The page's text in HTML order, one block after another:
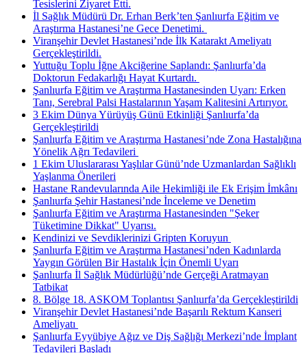
Tesislerini Ziyaret Etti.
İl Sağlık Müdürü Dr. Erhan Berk’ten Şanlıurfa Eğitim ve
Araştırma Hastanesi’ne Gece Denetimi. ​
Viranşehir Devlet Hastanesi’nde İlk Katarakt Ameliyatı
Gerçekleştirildi.
Yuttuğu Toplu İğne Akciğerine Saplandı: Şanlıurfa’da
Doktorun Fedakarlığı Hayat Kurtardı. ​
Şanlıurfa Eğitim ve Araştırma Hastanesinden Uyarı: Erken
Tanı, Serebral Palsi Hastalarının Yaşam Kalitesini Artırıyor.
3 Ekim Dünya Yürüyüş Günü Etkinliği Şanlıurfa’da
Gerçekleştirildi
Şanlıurfa Eğitim ve Araştırma Hastanesi’nde Zona Hastalığına
Yönelik Ağrı Tedavileri ​
1 Ekim Uluslararası Yaşlılar Günü’nde Uzmanlardan Sağlıklı
Yaşlanma Önerileri
Hastane Randevularında Aile Hekimliği ile Ek Erişim İmkânı
Şanlıurfa Şehir Hastanesi’nde İnceleme ve Denetim
Şanlıurfa Eğitim ve Araştırma Hastanesinden "Şeker
Tüketimine Dikkat" Uyarısı.
Kendinizi ve Sevdiklerinizi Gripten Koruyun ​
Şanlıurfa Eğitim ve Araştırma Hastanesi’nden Kadınlarda
Yaygın Görülen Bir Hastalık İçin Önemli Uyarı
Şanlıurfa İl Sağlık Müdürlüğü’nde Gerçeği Aratmayan
Tatbikat
8. Bölge 18. ASKOM Toplantısı Şanlıurfa’da Gerçekleştirildi
Viranşehir Devlet Hastanesi’nde Başarılı Rektum Kanseri
Ameliyatı ​
Şanlıurfa Eyyübiye Ağız ve Diş Sağlığı Merkezi’nde İmplant
Tedavileri Başladı